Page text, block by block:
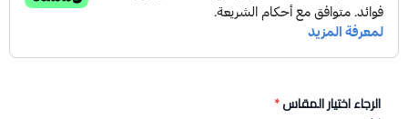
الرجاء اختيار المقاس*